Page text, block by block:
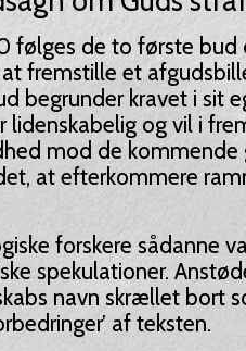
følges de to første bud
fremstille et
begrunder kravet i sit
lidenskabelig og vil i
mod de kommende
at efterkommere
forskere sådanne
spekulationer.
navn skrællet bort
af teksten.